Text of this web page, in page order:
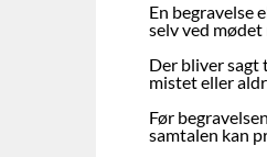
En begravelse
selv ved mødet
Der bliver sagt
mistet eller
Før
samtalen kan